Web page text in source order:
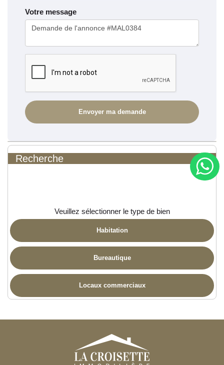
Votre message
Recherche
Veuillez sélectionner le type de bien
Habitation
Bureautique
Locaux commerciaux